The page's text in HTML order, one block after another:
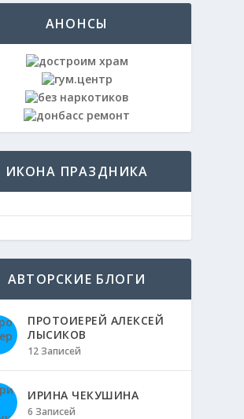
АНОНСЫ
ИКОНА ПРАЗДНИКА
АВТОРСКИЕ БЛОГИ
ПРОТОИЕРЕЙ АЛЕКСЕЙ
ЛЫСИКОВ
12 Записей
ИРИНА ЧЕКУШИНА
6 Записей